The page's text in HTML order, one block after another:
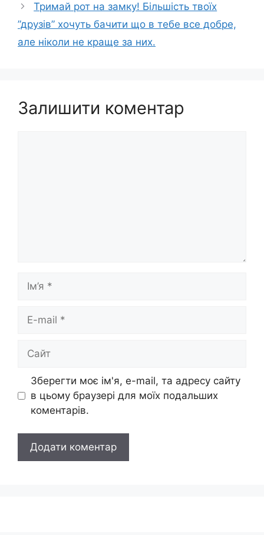
Тримай рот на замку! Більшість твоїх
”друзів” хочуть бачити що в тебе все добре,
але ніколи не краще за них.
Залишити коментар
Ім’я
Сайт
Зберегти моє ім'я, e-mail, та адресу сайту
в цьому браузері для моїх подальших
коментарів.